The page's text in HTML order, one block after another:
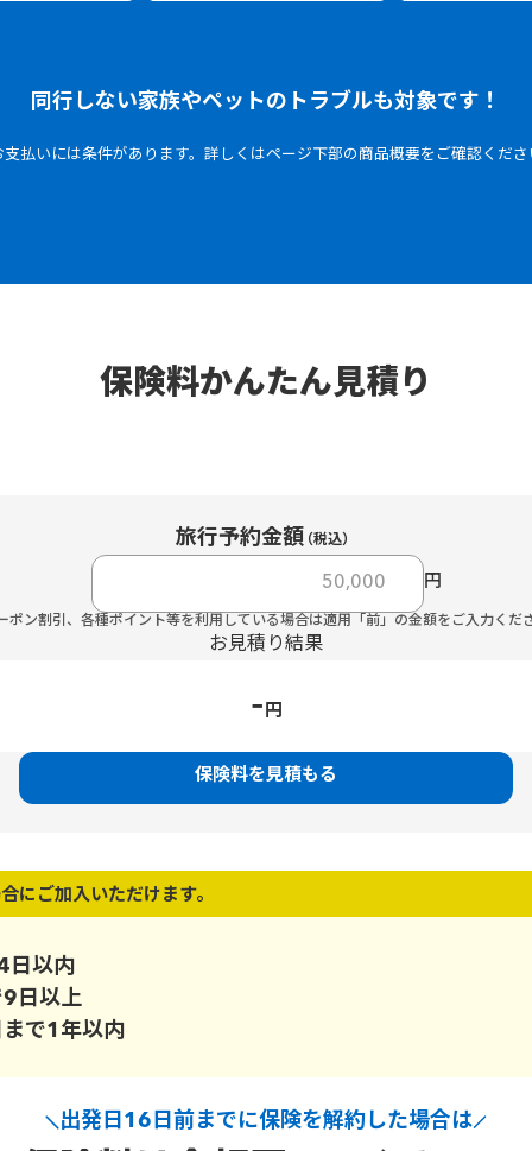
同行しない家族やペットのトラブルも対象です！
払いには条件があります。詳しくはページ下部の 商品概要をご確認くださ
保険料かんたん見積り
旅行予約金額（税込）
円
ポン割引、各種ポイント等を利用している場合は適用「前」の金額をご入力くだ
お見積り結果
- 円
保険料を見積もる
にご加入いただけます。
日以内
日以上
で1年以内
出発日16日前までに保険を解約した場合は